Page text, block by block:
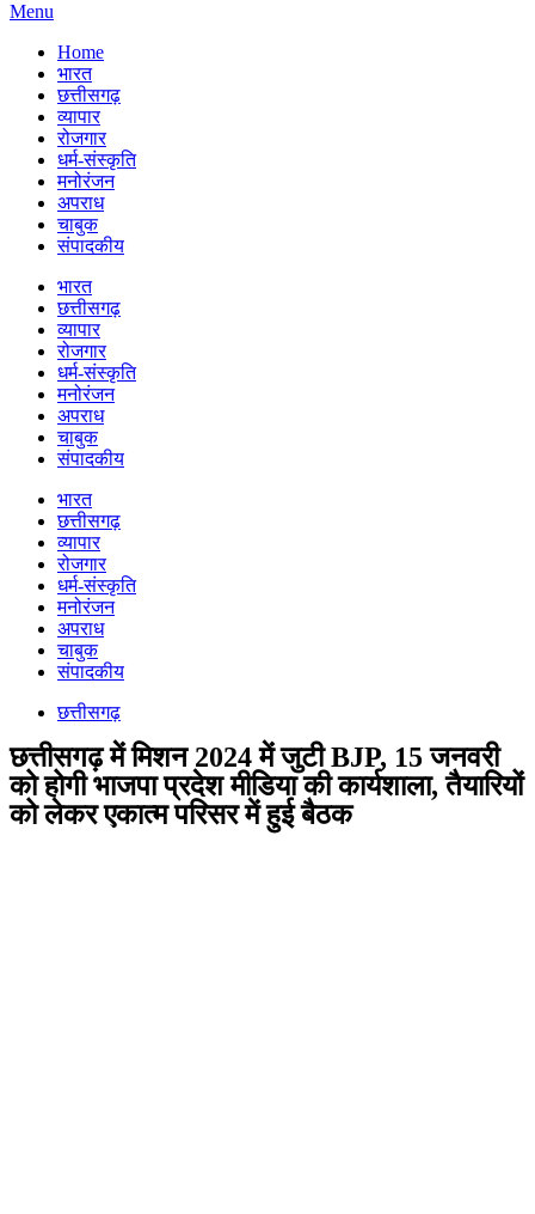
Menu
Home
भारत
छत्तीसगढ़
व्यापार
रोजगार
धर्म-संस्कृति
मनोरंजन
अपराध
चाबुक
संपादकीय
भारत
छत्तीसगढ़
व्यापार
रोजगार
धर्म-संस्कृति
मनोरंजन
अपराध
चाबुक
संपादकीय
भारत
छत्तीसगढ़
व्यापार
रोजगार
धर्म-संस्कृति
मनोरंजन
अपराध
चाबुक
संपादकीय
छत्तीसगढ़
छत्तीसगढ़ में मिशन 2024 में जुटी BJP, 15 जनवरी
को होगी भाजपा प्रदेश मीडिया की कार्यशाला, तैयारियों
को लेकर एकात्म परिसर में हुई बैठक